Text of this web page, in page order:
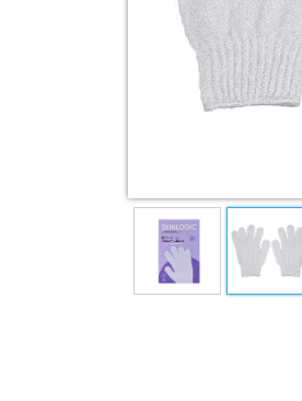
Essence Cream
Mud mask
View All Categories